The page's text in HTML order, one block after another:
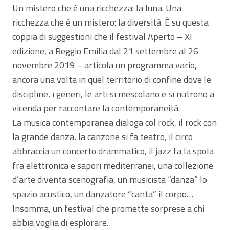
Un mistero che è una ricchezza: la luna. Una
ricchezza che è un mistero: la diversità. È su questa
coppia di suggestioni che il festival Aperto – XI
edizione, a Reggio Emilia dal 21 settembre al 26
novembre 2019 – articola un programma vario,
ancora una volta in quel territorio di confine dove le
discipline, i generi, le arti si mescolano e si nutrono a
vicenda per raccontare la contemporaneità.
La musica contemporanea dialoga col rock, il rock con
la grande danza, la canzone si fa teatro, il circo
abbraccia un concerto drammatico, il jazz fa la spola
fra elettronica e sapori mediterranei, una collezione
d’arte diventa scenografia, un musicista “danza” lo
spazio acustico, un danzatore “canta” il corpo…
Insomma, un festival che promette sorprese a chi
abbia voglia di esplorare.